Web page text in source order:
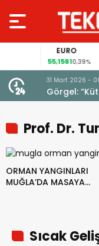
EURO
55,15810,39%
31 Mart 2026 - 08:56
Görgel:
Prof. Dr.
ORMAN YANGINLARI
MUĞLA’DA MASAYA
Sıcak